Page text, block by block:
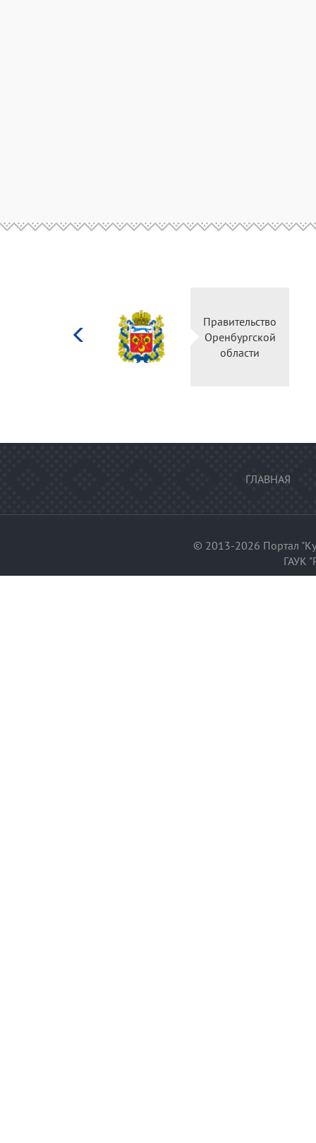
Правительство
Оренбургской
области
ГЛАВНАЯ
© 2013-2026 Портал
ГАУК